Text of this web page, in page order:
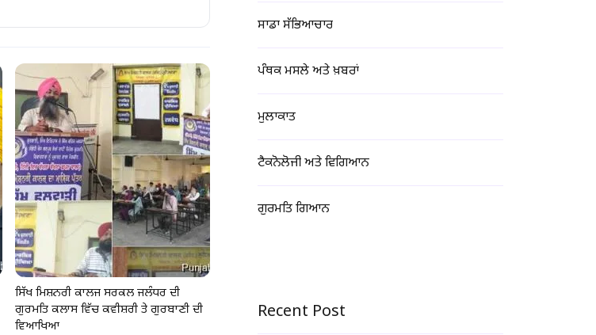
ਸਿੱਖ ਮਿਸ਼ਨਰੀ ਕਾਲਜ ਸਰਕਲ ਜਲੰਧਰ ਦੀ
ਗੁਰਮਤਿ ਕਲਾਸ ਵਿੱਚ ਕਵੀਸ਼ਰੀ ਤੇ ਗੁਰਬਾਣੀ ਦੀ
ਵਿਆਖਿਆ
ਸਾਡਾ ਸੱਭਿਆਚਾਰ
ਪੰਥਕ ਮਸਲੇ ਅਤੇ ਖ਼ਬਰਾਂ
ਮੁਲਾਕਾਤ
ਟੈਕਨੋਲੋਜੀ ਅਤੇ ਵਿਗਿਆਨ
ਗੁਰਮਤਿ ਗਿਆਨ
Recent Post